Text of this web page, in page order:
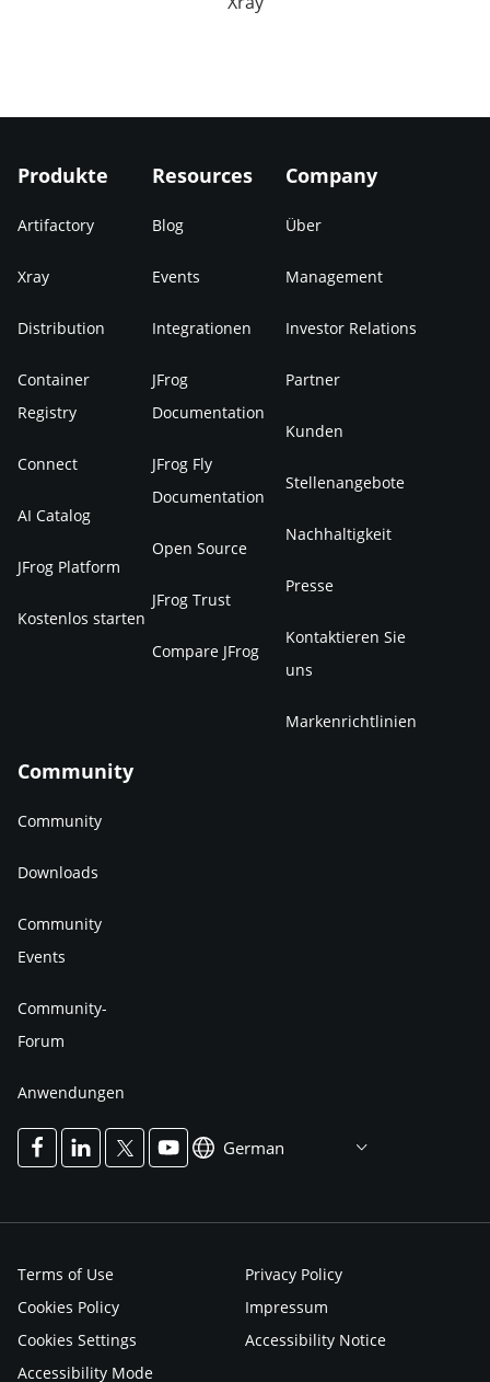
Produkte
Artifactory
Xray
Distribution
Container
Registry
Connect
AI Catalog
JFrog Platform
Kostenlos starten
Resources
Blog
Events
Integrationen
JFrog
Documentation
JFrog Fly
Documentation
Open Source
JFrog Trust
Compare JFrog
Company
Über
Management
Investor Relations
Partner
Kunden
Stellenangebote
Nachhaltigkeit
Presse
Kontaktieren Sie
uns
Markenrichtlinien
Community
Community
Downloads
Community
Events
Community-
Forum
Anwendungen
German
Terms of Use
Privacy Policy
Cookies Policy
Impressum
Cookies Settings
Accessibility Notice
Accessibility Mode